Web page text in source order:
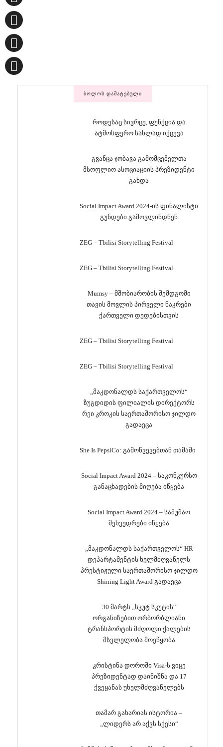
ᲑᲝᲚᲝᲡ ᲓᲐᲛᲐᲢᲔᲑᲣᲚᲘ
როდესაც სივრცე, ფუნქცია და
ატმოსფერო სახლად იქცევა
გვანცა ჯობავა გამომცემელთა
მსოფლიო ასოციაციის პრეზიდენტი
გახდა
Social Impact Award 2024-ის ფინალისტი
გუნდები გამოვლინდნენ
ZEG – Tbilisi Storytelling Festival
ZEG – Tbilisi Storytelling Festival
Mumsy – მშობიარობის შემდგომი
თავის მოვლის პირველი ნაკრები
ქართველი დედებისთვის
ZEG – Tbilisi Storytelling Festival
ZEG – Tbilisi Storytelling Festival
„მაკდონალდს საქართველოს“
ზუგდიდის ფილიალის დირექტორს
რეი კროკის საერთაშორისო ჯილდო
გადაეცა
She Is PepsiCo: გამოწვევებთან თამაში
Social Impact Award 2024 – საკონკურსო
განაცხადების მიღება იწყება
Social Impact Award 2024 – სამუშაო
შეხვედრები იწყება
„მაკდონალდს საქართველოს“ HR
დეპარტამენტის ხელმძღვანელს
პრესტიჟული საერთაშორისო ჯილდო
Shining Light Award გადაეცა
30 მარტს „სკუტ სკუტის“
ორგანიზებით ორბორბლიანი
ტრანსპორტის მძღოლი ქალების
მსვლელობა მოეწყობა
კრისტინა დოროში Visa-ს ვიცე
პრეზიდენტად დაინიშნა და 17
ქვეყანას უხელმძღვანელებს
თამარ გახარიას ისტორია –
„ლიდერს არ აქვს სქესი“